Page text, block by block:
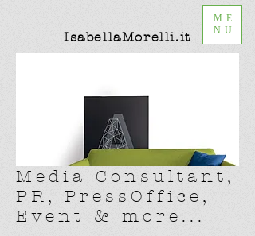
Media Consultant,
PR, PressOffice,
Event & more...
IsabellaMorelli.it
ME
NU